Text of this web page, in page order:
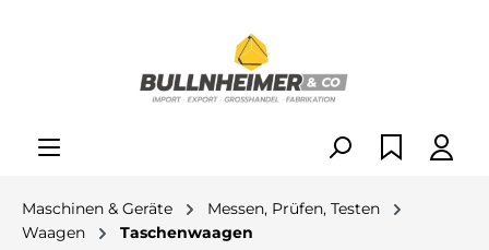
Maschinen & Geräte
Messen, Prüfen, Testen
Waagen
Taschenwaagen